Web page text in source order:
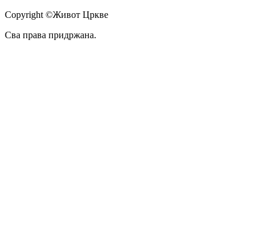
Copyright ©Живот Цркве
Сва права придржана.